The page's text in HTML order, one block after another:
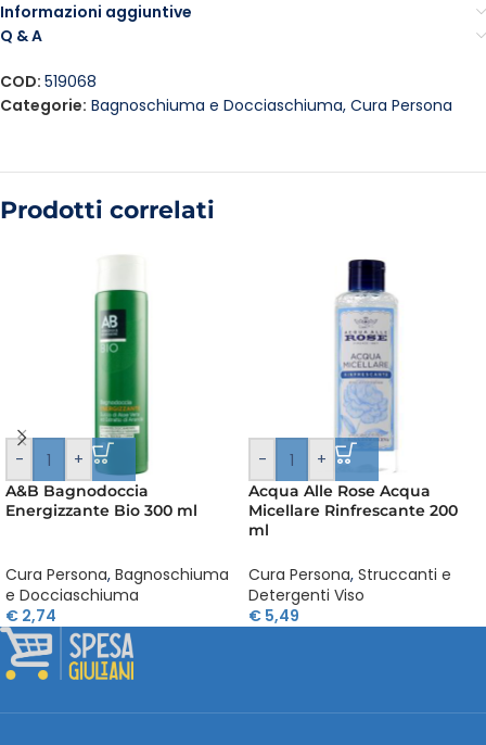
Informazioni aggiuntive
Q & A
COD: 519068
Categorie: Bagnoschiuma e Docciaschiuma, Cura Persona
Prodotti correlati
- +
A&B Bagnodoccia
Energizzante Bio 300 ml
Cura Persona, Bagnoschiuma
e Docciaschiuma
€ 2,74
- +
Acqua Alle Rose Acqua
Micellare Rinfrescante 200
ml
Cura Persona, Struccanti e
Detergenti Viso
€ 5,49